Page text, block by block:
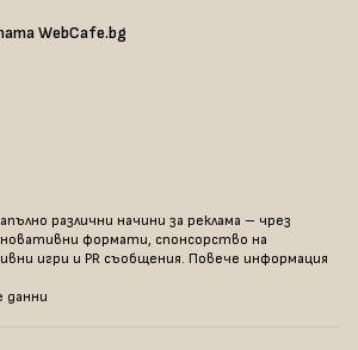
WebCafe.bg
различни начини за реклама – чрез
формати, спонсорство на
игри и PR съобщения. Повече информация
данни